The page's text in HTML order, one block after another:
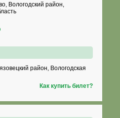
Вологодский район,
район, Вологодская
Как купить билет?